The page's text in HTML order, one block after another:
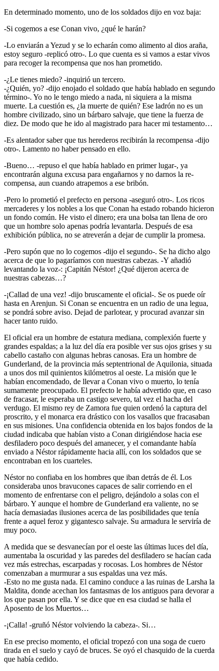
En determinado momento, uno de los soldados dijo en voz baja:
-Si cogemos a ese Conan vivo, ¿qué le harán?
-Lo enviarán a Yezud y se lo echarán como alimento al dios araña,
estoy seguro -replicó otro-. Lo que cuenta es si vamos a estar vivos
para recoger la recompensa que nos han prometido.
-¿Le tienes miedo? -inquirió un tercero.
-¿Quién, yo? -dijo enojado el soldado que había hablado en segundo
término-. Yo no le tengo miedo a nada, ni siquiera a la misma
muerte. La cuestión es, ¿la muerte de quién? Ese ladrón no es un
hombre civilizado, sino un bárbaro salvaje, que tiene la fuerza de
diez. De modo que he ido al magistrado para hacer mi testamento…
-Es alentador saber que tus herederos recibirán la recompensa -dijo
otro-. Lamento no haber pensado en ello.
-Bueno… -repuso el que había hablado en primer lugar-, ya
encontrarán alguna excusa para engañarnos y no darnos la re-
compensa, aun cuando atrapemos a ese bribón.
-Pero lo prometió el prefecto en persona -aseguró otro-. Los ricos
mercaderes y los nobles a los que Conan ha estado robando hicieron
un fondo común. He visto el dinero; era una bolsa tan llena de oro
que un hombre solo apenas podría levantarla. Después de esa
exhibición pública, no se atreverán a dejar de cumplir la promesa.
-Pero supón que no lo cogemos -dijo el segundo-. Se ha dicho algo
acerca de que lo pagaríamos con nuestras cabezas. -Y añadió
levantando la voz-: ¡Capitán Néstor! ¿Qué dijeron acerca de
nuestras cabezas…?
-¡Callad de una vez! -dijo bruscamente el oficial-. Se os puede oír
hasta en Arenjun. Si Conan se encuentra en un radio de una legua,
se pondrá sobre aviso. Dejad de parlotear, y procurad avanzar sin
hacer tanto ruido.
El oficial era un hombre de estatura mediana, complexión fuerte y
grandes espaldas; a la luz del día era posible ver sus ojos grises y su
cabello castaño con algunas hebras canosas. Era un hombre de
Gunderland, de la provincia más septentrional de Aquilonia, situada
a unos dos mil quinientos kilómetros al oeste. La misión que le
habían encomendado, de llevar a Conan vivo o muerto, lo tenía
sumamente preocupado. El prefecto le había advertido que, en caso
de fracasar, le esperaba un castigo severo, tal vez el hacha del
verdugo. El mismo rey de Zamora fue quien ordenó la captura del
proscrito, y el monarca era drástico con los vasallos que fracasaban
en sus misiones. Una confidencia obtenida en los bajos fondos de la
ciudad indicaba que habían visto a Conan dirigiéndose hacia ese
desfiladero poco después del amanecer, y el comandante había
enviado a Néstor rápidamente hacia allí, con los soldados que se
encontraban en los cuarteles.
Néstor no confiaba en los hombres que iban detrás de él. Los
consideraba unos bravucones capaces de salir corriendo en el
momento de enfrentarse con el peligro, dejándolo a solas con el
bárbaro. Y aunque el hombre de Gunderland era valiente, no se
hacía demasiadas ilusiones acerca de las posibilidades que tenía
frente a aquel feroz y gigantesco salvaje. Su armadura le serviría de
muy poco.
A medida que se desvanecían por el oeste las últimas luces del día,
aumentaba la oscuridad y las paredes del desfiladero se hacían cada
vez más estrechas, escarpadas y rocosas. Los hombres de Néstor
comenzaban a murmurar a sus espaldas una vez más.
-Esto no me gusta nada. El camino conduce a las ruinas de Larsha la
Maldita, donde acechan los fantasmas de los antiguos para devorar a
los que pasan por ella. Y se dice que en esa ciudad se halla el
Aposento de los Muertos…
-¡Calla! -gruñó Néstor volviendo la cabeza-. Si…
En ese preciso momento, el oficial tropezó con una soga de cuero
tirada en el suelo y cayó de bruces. Se oyó el chasquido de la cuerda
que había cedido.